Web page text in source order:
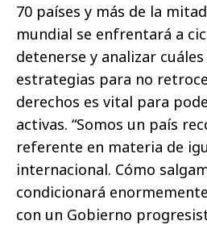
70 países y más de la
mundial se enfrentará a
detenerse y analizar
estrategias para no
derechos es vital para
activas. “Somos un país
referente en materia de
internacional. Cómo
condicionará
con un Gobierno